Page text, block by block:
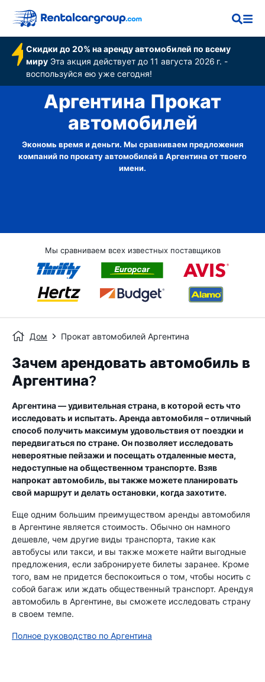
Скидки до 20% на аренду автомобилей по всему
мируЭта акция действует до 11 августа 2026 г. -
воспользуйся ею уже сегодня!
Аргентина Прокат
автомобилей
Экономь время и деньги. Мы сравниваем предложения
компаний по прокату автомобилей в Аргентина от твоего
имени.
Мы сравниваем всех известных поставщиков
Дом Прокат автомобилей Аргентина
Зачем арендовать автомобиль в
Аргентина?
Аргентина — удивительная страна, в которой есть что
исследовать и испытать. Аренда автомобиля – отличный
способ получить максимум удовольствия от поездки и
передвигаться по стране. Он позволяет исследовать
невероятные пейзажи и посещать отдаленные места,
недоступные на общественном транспорте. Взяв
напрокат автомобиль, вы также можете планировать
свой маршрут и делать остановки, когда захотите.
Еще одним большим преимуществом аренды автомобиля
в Аргентине является стоимость. Обычно он намного
дешевле, чем другие виды транспорта, такие как
автобусы или такси, и вы также можете найти выгодные
предложения, если забронируете билеты заранее. Кроме
того, вам не придется беспокоиться о том, чтобы носить с
собой багаж или ждать общественный транспорт. Арендуя
автомобиль в Аргентине, вы сможете исследовать страну
в своем темпе.
Полное руководство по Аргентина